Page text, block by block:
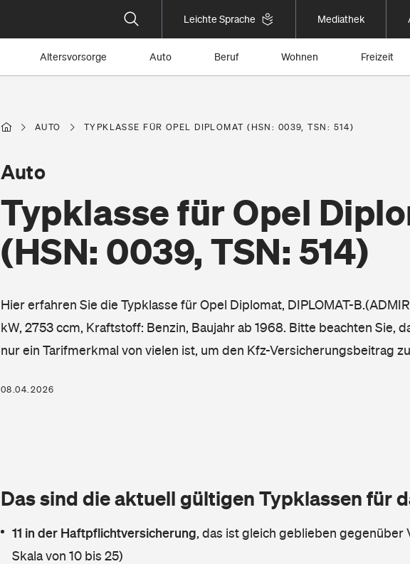
Leichte Sprache Mediathek
Altersvorsorge Auto Beruf Wohnen Freizeit
AUTO TYPKLASSE FÜR OPEL DIPLOMAT (HSN: 0039, TSN: 514)
Typklasse für Opel
(HSN: 0039, TSN: 514)
Auto
Hier erfahren Sie die Typklasse für Opel Diplomat, DIPLOMAT-
kW, 2753 ccm, Kraftstoff: Benzin, Baujahr ab 1968. Bitte beachten Sie,
nur ein Tarifmerkmal von vielen ist, um den Kfz-Versicherungsbeitrag
08.04.2026
Das sind die aktuell gültigen Typklassen für
11 in der Haftpflichtversicherung, das ist gleich geblieben gegenüber
Skala von 10 bis 25)